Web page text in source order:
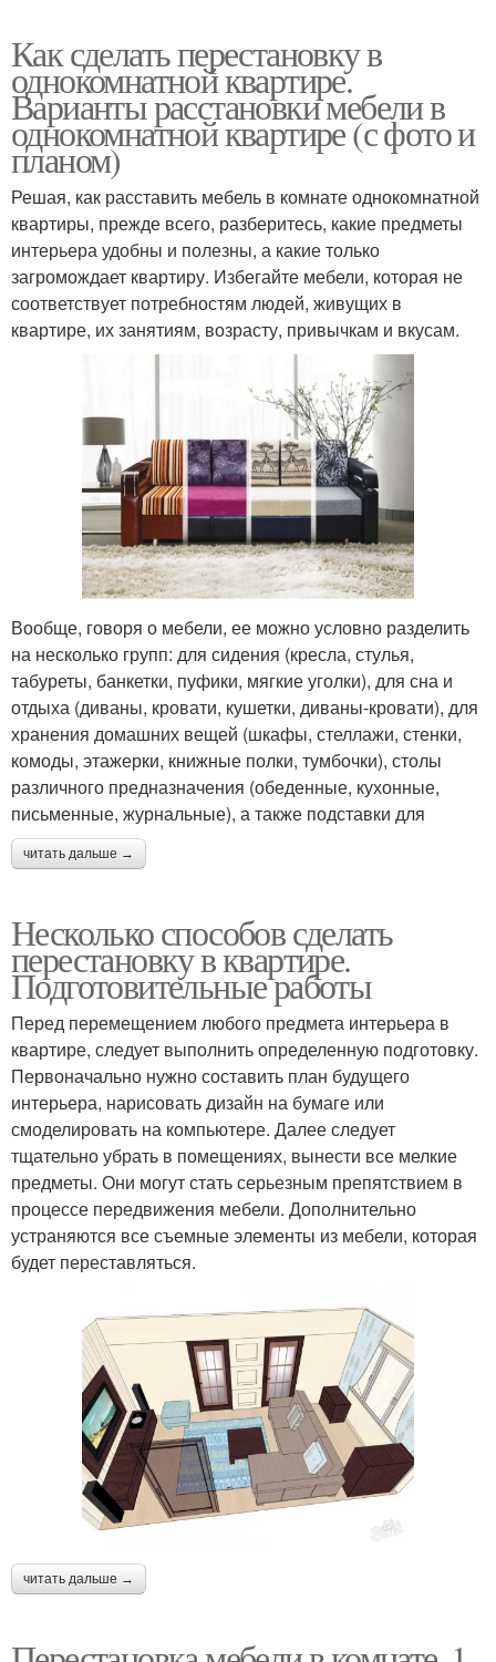
Как сделать перестановку в
однокомнатной квартире.
Варианты расстановки мебели в
однокомнатной квартире (с фото и
планом)
Решая, как расставить мебель в комнате однокомнатной
квартиры, прежде всего, разберитесь, какие предметы
интерьера удобны и полезны, а какие только
загромождает квартиру. Избегайте мебели, которая не
соответствует потребностям людей, живущих в
квартире, их занятиям, возрасту, привычкам и вкусам.
Вообще, говоря о мебели, ее можно условно разделить
на несколько групп: для сидения (кресла, стулья,
табуреты, банкетки, пуфики, мягкие уголки), для сна и
отдыха (диваны, кровати, кушетки, диваны-кровати), для
хранения домашних вещей (шкафы, стеллажи, стенки,
комоды, этажерки, книжные полки, тумбочки), столы
различного предназначения (обеденные, кухонные,
письменные, журнальные), а также подставки для
читать дальше →
Несколько способов сделать
перестановку в квартире.
Подготовительные работы
Перед перемещением любого предмета интерьера в
квартире, следует выполнить определенную подготовку.
Первоначально нужно составить план будущего
интерьера, нарисовать дизайн на бумаге или
смоделировать на компьютере. Далее следует
тщательно убрать в помещениях, вынести все мелкие
предметы. Они могут стать серьезным препятствием в
процессе передвижения мебели. Дополнительно
устраняются все съемные элементы из мебели, которая
будет переставляться.
читать дальше →